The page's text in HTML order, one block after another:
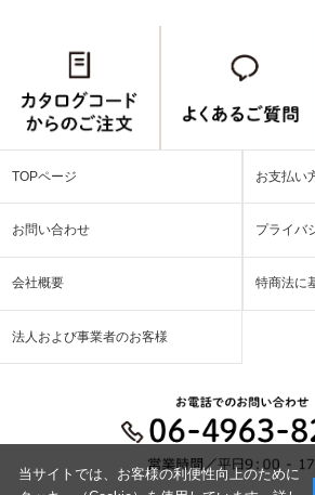
TOPページ お支払い
お問い合わせ プライバ
会社概要 特商法に
法人および事業者のお客様
当サイトでは、お客様の利便性向上のために